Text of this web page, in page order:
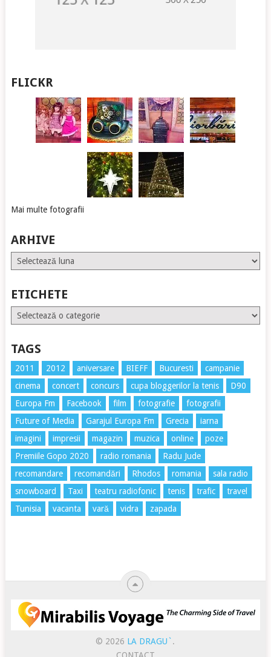
FLICKR
Mai multe fotografii
ARHIVE
Arhive
ETICHETE
Etichete
TAGS
2011 2012 aniversare BIEFF Bucuresti
campanie
cinema
concert concurs cupa bloggerilor la tenis
D90
Europa Fm
Facebook film fotografie
fotografii
Future of Media
Garajul Europa Fm Grecia
iarna
imagini
impresii magazin muzica online
poze
Premiile Gopo 2020
radio romania
Radu Jude
recomandare
recomandări Rhodos romania
sala radio
snowboard
Taxi teatru radiofonic tenis trafic
travel
Tunisia
vacanta vară vidra zapada
© 2026 LA DRAGU`.